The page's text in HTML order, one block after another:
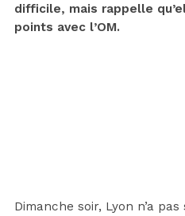
difficile, mais rappelle
points avec l’OM.
Dimanche soir, Lyon n’a